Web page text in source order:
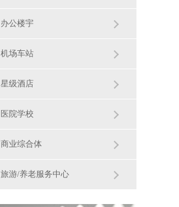
办公楼宇
机场车站
星级酒店
医院学校
商业综合体
旅游/养老服务中心